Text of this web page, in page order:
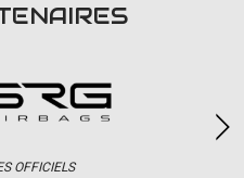
OFFICIELS